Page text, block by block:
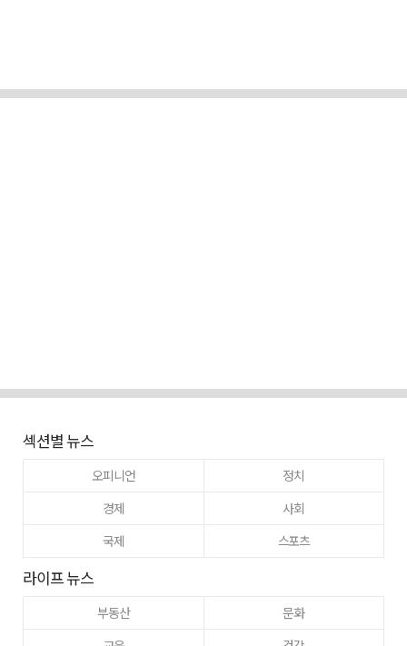
섹션별 뉴스
오피니언
정치
경제
사회
국제
스포츠
라이프 뉴스
부동산
문화